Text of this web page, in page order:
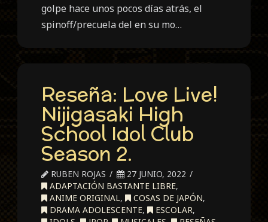
golpe hace unos pocos días atrás, el
spinoff/precuela del en su mo…
Reseña: Love Live!
Nijigasaki High
School Idol Club
Season 2.
RUBEN ROJAS
27 JUNIO, 2022
ADAPTACIÓN BASTANTE LIBRE,
ANIME ORIGINAL, COSAS DE JAPÓN,
DRAMA ADOLESCENTE, ESCOLAR,